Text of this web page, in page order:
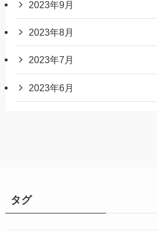
2023年9月
2023年8月
2023年7月
2023年6月
タグ